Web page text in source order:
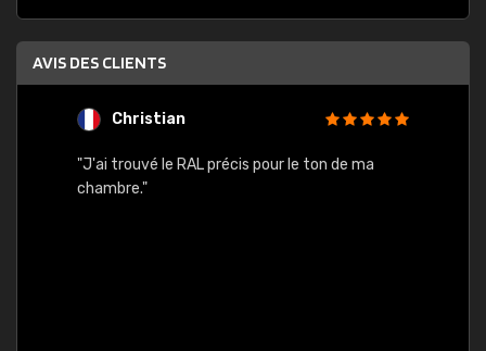
AVIS DES CLIENTS
Christian
"J'ai trouvé le RAL précis pour le ton de ma
chambre."